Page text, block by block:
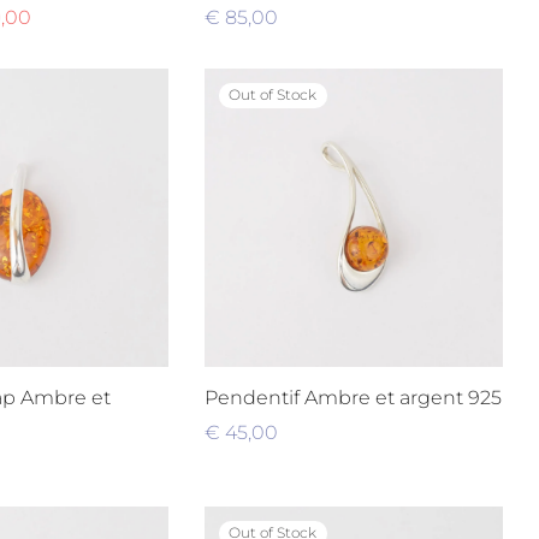
€ 85,00
Ambre et
Out of Stock
Pendentif Ambre et argent 925
€ 45,00
Out of Stock